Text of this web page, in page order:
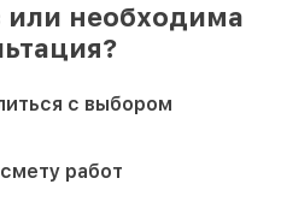
или необходима
с выбором
работ